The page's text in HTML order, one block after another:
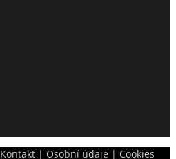
Kontakt| Osobní údaje | Cookies